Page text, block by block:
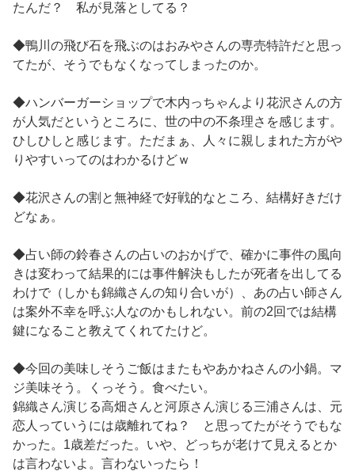
たんだ？ 私が見落としてる？
◆鴨川の飛び石を飛ぶのはおみやさんの専売特許だと思っ
てたが、そうでもなくなってしまったのか。
◆ハンバーガーショップで木内っちゃんより花沢さんの方
が人気だというところに、世の中の不条理さを感じます。
ひしひしと感じます。ただまぁ、人々に親しまれた方がや
りやすいってのはわかるけどｗ
◆花沢さんの割と無神経で好戦的なところ、結構好きだけ
どなぁ。
◆占い師の鈴春さんの占いのおかげで、確かに事件の風向
きは変わって結果的には事件解決もしたが死者を出してる
わけで（しかも錦織さんの知り合いが）、あの占い師さん
は案外不幸を呼ぶ人なのかもしれない。前の2回では結構
鍵になること教えてくれてたけど。
◆今回の美味しそうご飯はまたもやあかねさんの小鍋。マ
ジ美味そう。くっそう。食べたい。
錦織さん演じる高畑さんと河原さん演じる三浦さんは、元
恋人っていうには歳離れてね？ と思ってたがそうでもな
かった。1歳差だった。いや、どっちが老けて見えるとか
は言わないよ。言わないったら！